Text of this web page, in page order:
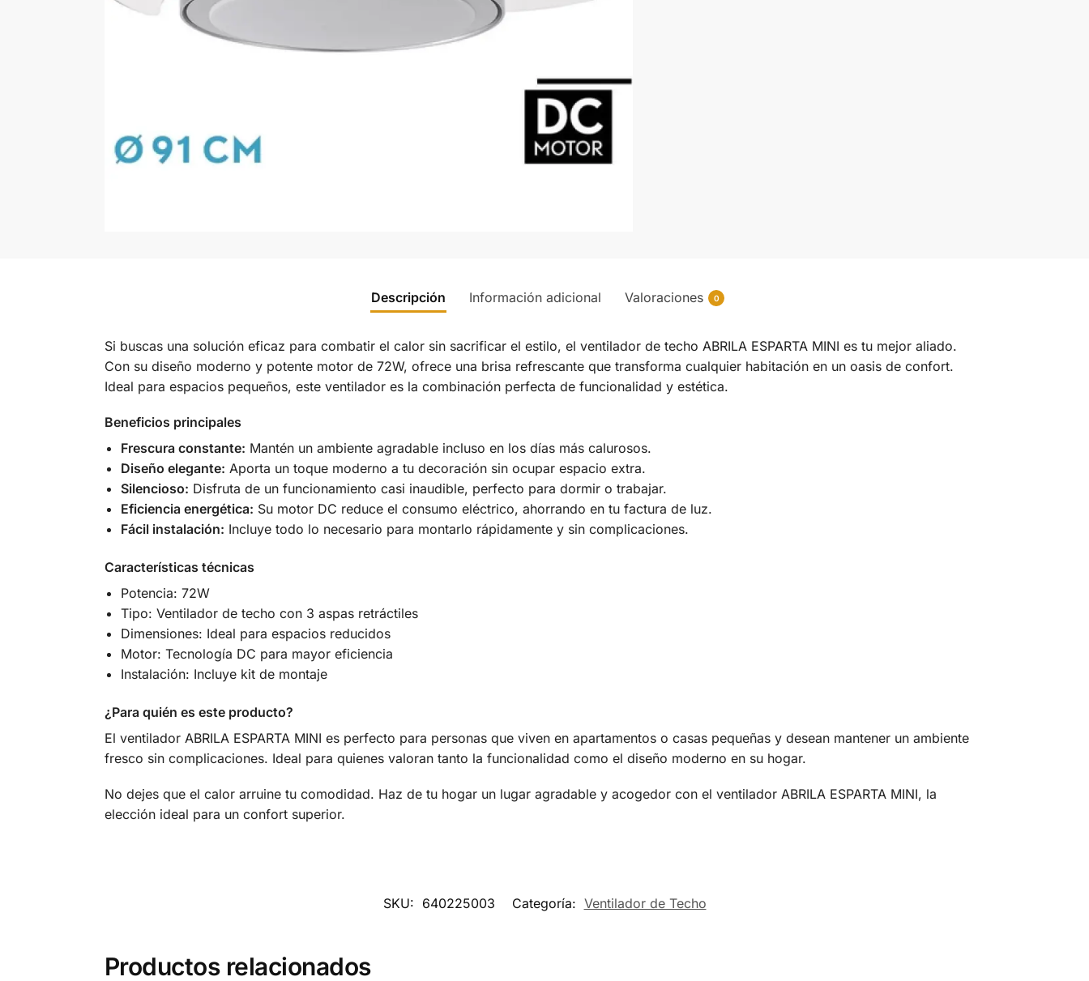
Descripción Información adicional Valoraciones 0
Si buscas una solución eficaz para combatir el calor sin sacrificar el estilo, el ventilador de techo ABRILA ESPARTA MINI es tu mejor aliado.
Con su diseño moderno y potente motor de 72W, ofrece una brisa refrescante que transforma cualquier habitación en un oasis de confort.
Ideal para espacios pequeños, este ventilador es la combinación perfecta de funcionalidad y estética.
Beneficios principales
Frescura constante: Mantén un ambiente agradable incluso en los días más calurosos.
Diseño elegante: Aporta un toque moderno a tu decoración sin ocupar espacio extra.
Silencioso: Disfruta de un funcionamiento casi inaudible, perfecto para dormir o trabajar.
Eficiencia energética: Su motor DC reduce el consumo eléctrico, ahorrando en tu factura de luz.
Fácil instalación: Incluye todo lo necesario para montarlo rápidamente y sin complicaciones.
Características técnicas
Potencia: 72W
Tipo: Ventilador de techo con 3 aspas retráctiles
Dimensiones: Ideal para espacios reducidos
Motor: Tecnología DC para mayor eficiencia
Instalación: Incluye kit de montaje
¿Para quién es este producto?
El ventilador ABRILA ESPARTA MINI es perfecto para personas que viven en apartamentos o casas pequeñas y desean mantener un ambiente
fresco sin complicaciones. Ideal para quienes valoran tanto la funcionalidad como el diseño moderno en su hogar.
No dejes que el calor arruine tu comodidad. Haz de tu hogar un lugar agradable y acogedor con el ventilador ABRILA ESPARTA MINI, la
elección ideal para un confort superior.
SKU: 640225003 Categoría: Ventilador de Techo
Productos relacionados